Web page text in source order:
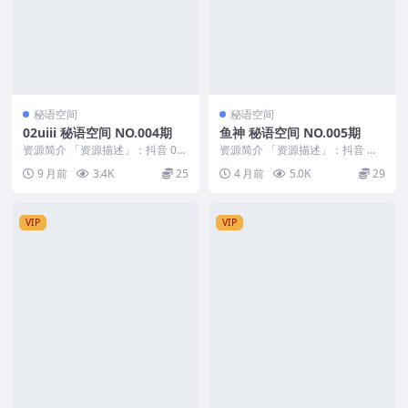
秘语空间
02uiii 秘语空间 NO.004期
资源简介 「资源描述」：抖音 02
uiii 秘语空间 NO.004期 【2P9V...
9 月前 3.4K 25
秘语空间
鱼神 秘语空间 NO.005期
资源简介 「资源描述」：抖音 鱼
神 秘语空间 NO.005期 【29P】
「资源...
4 月前 5.0K 29
VIP VIP